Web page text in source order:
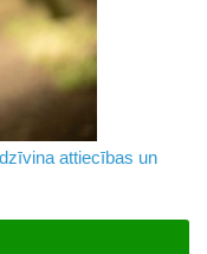
attiecības un